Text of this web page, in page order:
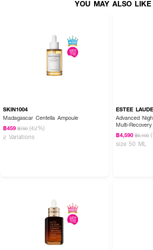
● เซรั่มนี้เหมาะกับใคร? เหมาะสำหรับคนที่มีผิวแห้งหมอง
● ทำไมต้องเขย่าขวดก่อนใช้? เพื่อให้ส่วนผสมเข้ากัน
✨ ผิวใส ไร้ที่ติ ✨ COSRX Advanced The Vitamin
โกลว์ใส แบบสาวเกาหลี!
YOU MAY ALSO LIKE
SKIN1004
Madagascar Centella Ampoule
฿459 ฿790 (42%)
2 Variations
ESTEE
Advanced
Multi-
฿4,590 ฿5,100
size 50 ML